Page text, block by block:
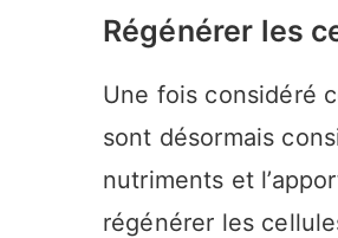
Régénérer les
Une fois considéré
sont désormais
nutriments et
régénérer les